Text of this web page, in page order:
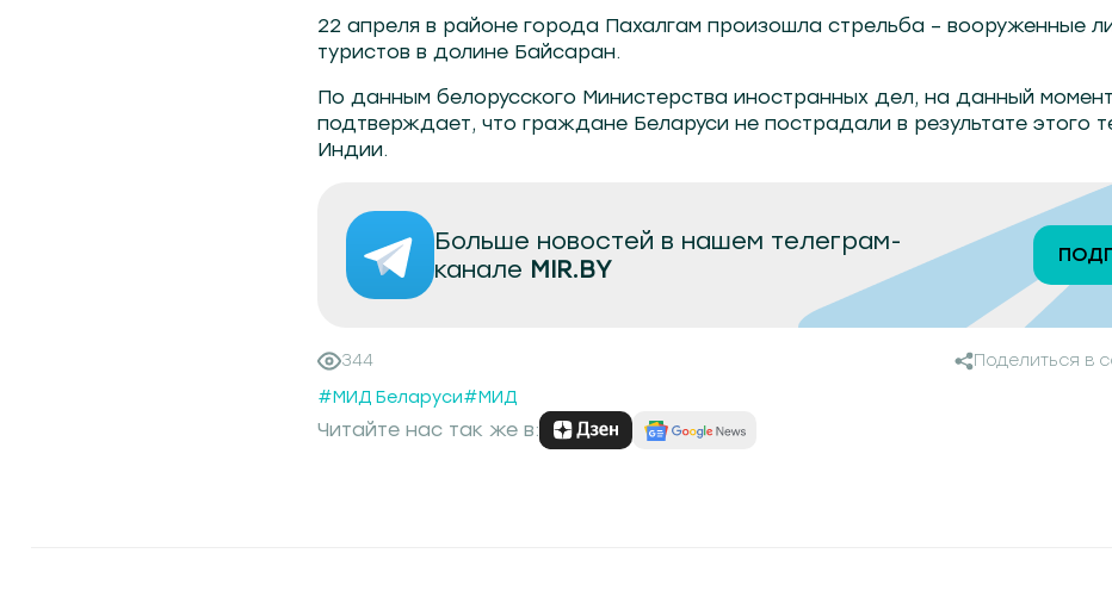
22 апреля в районе города Пахалгам произошла стрельба – вооруженные
туристов в долине Байсаран.
По данным белорусского Министерства иностранных дел, на данный
подтверждает, что граждане Беларуси не пострадали в результате этого
Индии.
Больше новостей в нашем телеграм-
канале MIR.BY
344
Поделиться в
#МИД Беларуси#МИД
Читайте нас так же в: